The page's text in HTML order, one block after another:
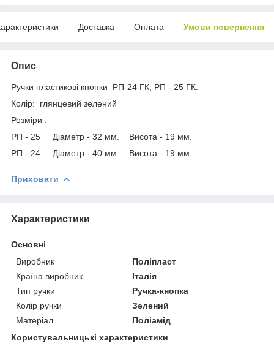
Доставка Оплата Умови повернення
Опис
Ручки пластикові кнопки РП-24 ГК, РП - 25 ГК.
Колір: глянцевий зелений
Розміри :
РП - 25 Діаметр - 32 мм. Висота - 19 мм.
РП - 24 Діаметр - 40 мм. Висота - 19 мм.
Приховати
Характеристики
Основні
Виробник
Поліпласт
Країна виробник
Італія
Тип ручки
Ручка-кнопка
Колір ручки
Зелений
Матеріал
Поліамід
Користувальницькі характеристики